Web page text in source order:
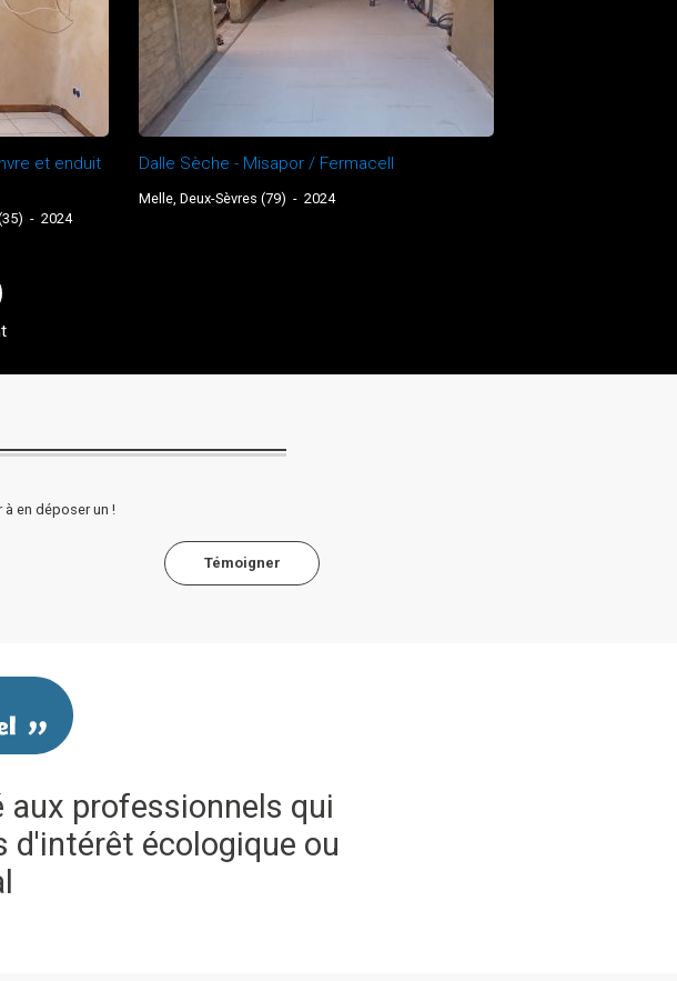
et enduit
- 2024
Dalle Sèche - Misapor / Fermacell
Melle, Deux-Sèvres (79) - 2024
en déposer un !
Témoigner
aux professionnels qui
d'intérêt écologique ou